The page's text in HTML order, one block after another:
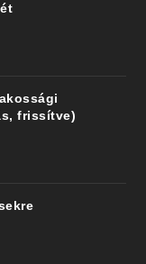
frissítve)